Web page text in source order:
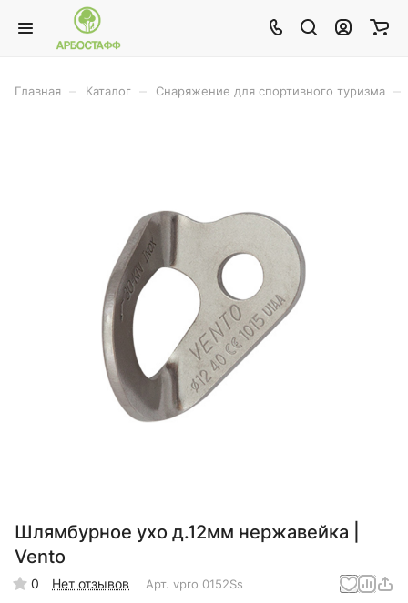
Главная Каталог Снаряжение для спортивного туризма
Шлямбурное ухо д.12мм нержавейка |
Vento
0 Нет отзывов Арт. vpro 0152Ss